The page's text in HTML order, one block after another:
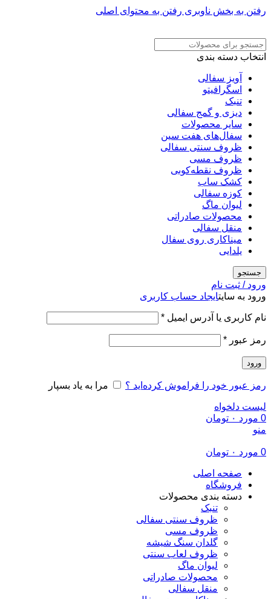
رفتن به بخش ناوبری رفتن به محتوای اصلی
انتخاب دسته بندی
آویز سفالی
اسگرافیتو
تنبک
دیزی و گمج سفالی
سایر محصولات
سفال‌های هفت‌ سین
ظروف سنتی سفالی
ظروف مسی
ظروف نقطه‌کوبی
کشک ساب
کوزه سفالی
لیوان ماگ
محصولات صادراتی
منقل سفالی
میناکاری روی سفال
یلدایی
جستجو
ورود / ثبت نام
ورود به سایتایجاد حساب کاربری
نام کاربری یا آدرس ایمیل *الزامی
رمز عبور *الزامی
ورود
رمز عبور خود را فراموش کرده‌اید ؟ مرا به یاد بسپار
لیست دلخواه
0 مورد ۰ تومان
منو
0 مورد ۰ تومان
صفحه اصلی
فروشگاه
دسته بندی محصولات
تنبک
ظروف سنتی سفالی
ظروف مسی
گلدان سنگ شیشه
ظروف لعاب سنتی
لیوان ماگ
محصولات صادراتی
منقل سفالی